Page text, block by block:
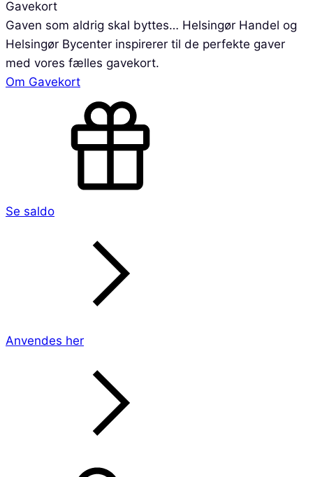
Gavekort
Gaven som aldrig skal byttes… Helsingør Handel og
Helsingør Bycenter inspirerer til de perfekte gaver
med vores fælles gavekort.
Om Gavekort
Se saldo
Anvendes her